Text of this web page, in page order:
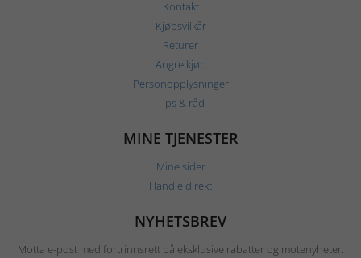
Kontakt
Kjøpsvilkår
Returer
Angre kjøp
Personopplysninger
Tips & råd
MINE TJENESTER
Mine sider
Handle direkt
NYHETSBREV
Motta e-post med fortrinnsrett på eksklusive rabatter og motenyheter.